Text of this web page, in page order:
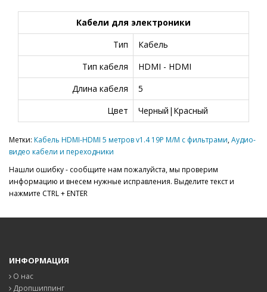
Кабели для электроники
Тип
Кабель
Тип кабеля
HDMI - HDMI
Длина кабеля
5
Цвет
Черный|Красный
Метки: Кабель HDMI-HDMI 5 метров v1.4 19P M/M с фильтрами,Аудио-
видео кабели и переходники
Нашли ошибку - сообщите нам пожалуйста, мы проверим
информацию и внесем нужные исправления. Выделите текст и
нажмите CTRL + ENTER
ИНФОРМАЦИЯ
О нас
Дропшиппинг